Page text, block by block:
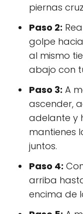
piernas
Paso 2:
golpe
al mismo
abajo con
Paso 3: A
ascender,
adelante y
mantienes
juntos.
Paso 4:
arriba
encima de